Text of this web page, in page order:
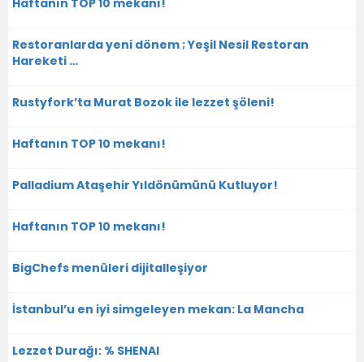
Haftanın TOP 10 mekanı!
Restoranlarda yeni dönem ; Yeşil Nesil Restoran
Hareketi …
Rustyfork’ta Murat Bozok ile lezzet şöleni!
Haftanın TOP 10 mekanı!
Palladium Ataşehir Yıldönümünü Kutluyor!
Haftanın TOP 10 mekanı!
BigChefs menüleri dijitalleşiyor
İstanbul’u en iyi simgeleyen mekan: La Mancha
Lezzet Durağı: % SHENAI